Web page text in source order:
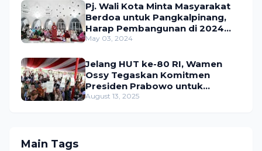
Pj. Wali Kota Minta Masyarakat
Berdoa untuk Pangkalpinang,
Harap Pembangunan di 2024
Berjalan Lancar
May 03, 2024
Jelang HUT ke-80 RI, Wamen
Ossy Tegaskan Komitmen
Presiden Prabowo untuk
Menyejahterakan Rakyat
August 13, 2025
Main Tags